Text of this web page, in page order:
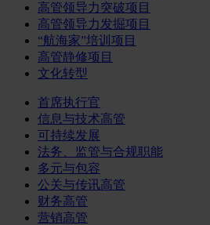
高管领导力突破项目
高管领导力发掘项目
“航海家”培训项目
高管静修项目
文化转型
首席执行官
信息与技术高管
可持续发展
法务、监管与合规职能
多元与包容
公关与传讯高管
财务高管
营销高管